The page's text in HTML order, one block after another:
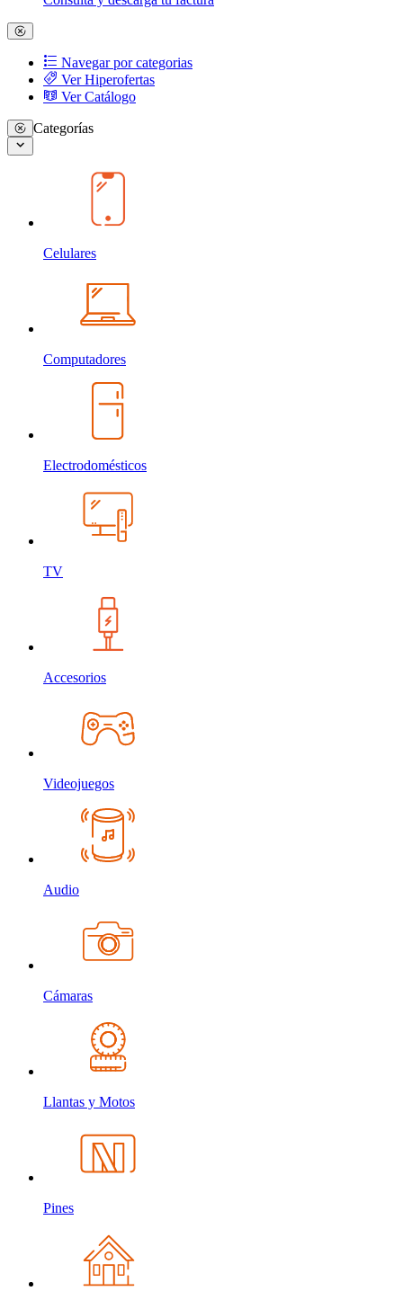
Navegar por categorias
Ver Hiperofertas
Ver Catálogo
Categorías
Celulares
Computadores
Electrodomésticos
TV
Accesorios
Videojuegos
Audio
Cámaras
Llantas y Motos
Pines